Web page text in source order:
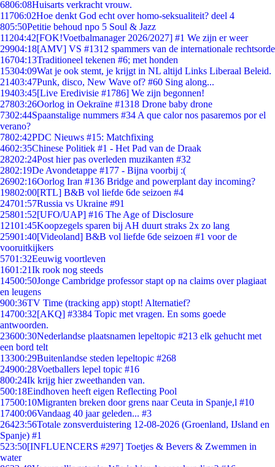
6806:08Huisarts verkracht vrouw.
11706:02Hoe denkt God echt over homo-seksualiteit? deel 4
805:50Petitie behoud npo 5 Soul & Jazz
11204:42[FOK!Voetbalmanager 2026/2027] #1 We zijn er weer
29904:18[AMV] VS #1312 spammers van de internationale rechtsorde
16704:13Traditioneel tekenen #6; met honden
15304:09Wat je ook stemt, je krijgt in NL altijd Links Liberaal Beleid.
21403:47Punk, disco, New Wave of? #60 Sing along...
19403:45[Live Eredivisie #1786] We zijn begonnen!
27803:26Oorlog in Oekraïne #1318 Drone baby drone
7302:44Spaanstalige nummers #34 A que calor nos pasaremos por el
verano?
7802:42PDC Nieuws #15: Matchfixing
4602:35Chinese Politiek #1 - Het Pad van de Draak
28202:24Post hier pas overleden muzikanten #32
2802:19De Avondetappe #177 - Bijna voorbij :(
26902:16Oorlog Iran #136 Bridge and powerplant day incoming?
19802:00[RTL] B&B vol liefde 6de seizoen #4
24701:57Russia vs Ukraine #91
25801:52[UFO/UAP] #16 The Age of Disclosure
12101:45Koopzegels sparen bij AH duurt straks 2x zo lang
25901:40[Videoland] B&B vol liefde 6de seizoen #1 voor de
vooruitkijkers
5701:32Eeuwig voortleven
1601:21Ik rook nog steeds
14500:50Jonge Cambridge professor stapt op na claims over plagiaat
en leugens
900:36TV Time (tracking app) stopt! Alternatief?
14700:32[AKQ] #3384 Topic met vragen. En soms goede
antwoorden.
23600:30Nederlandse plaatsnamen lepeltopic #213 elk gehucht met
een bord telt
13300:29Buitenlandse steden lepeltopic #268
24900:28Voetballers lepel topic #16
800:24Ik krijg hier zweethanden van.
500:18Eindhoven heeft eigen Reflecting Pool
17500:10Migranten breken door grens naar Ceuta in Spanje,l #10
17400:06Vandaag 40 jaar geleden... #3
26423:56Totale zonsverduistering 12-08-2026 (Groenland, IJsland en
Spanje) #1
523:50[INFLUENCERS #297] Toetjes & Bevers & Zwemmen in
water